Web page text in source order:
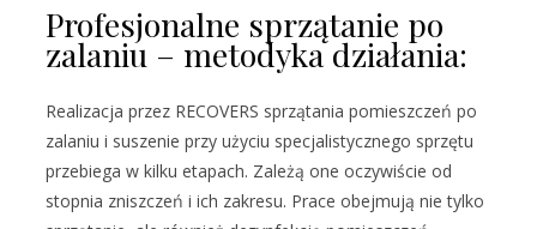
Profesjonalne sprzątanie po
zalaniu – metodyka działania:
Realizacja przez RECOVERS sprzątania pomieszczeń po
zalaniu i suszenie przy użyciu specjalistycznego sprzętu
przebiega w kilku etapach. Zależą one oczywiście od
stopnia zniszczeń i ich zakresu. Prace obejmują nie tylko